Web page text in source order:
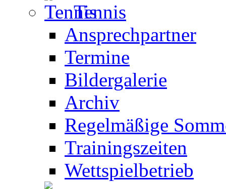
Tennis
Ansprechpartner
Termine
Bildergalerie
Archiv
Regelmäßige
Trainingszeiten
Wettspielbetrieb